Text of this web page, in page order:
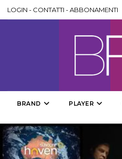
LOGIN - CONTATTI -ABBONAMENTI
BRAND PLAYER